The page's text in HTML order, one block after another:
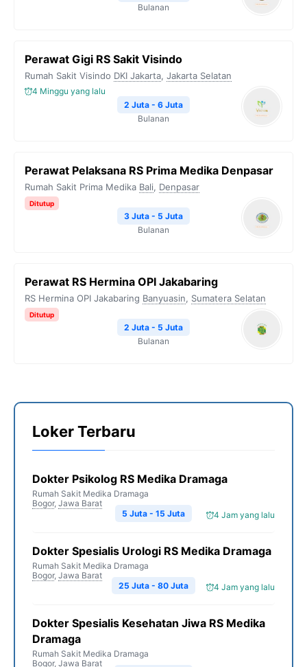
Bulanan
Perawat Gigi RS Sakit Visindo
Rumah Sakit Visindo DKI Jakarta, Jakarta Selatan
4 Minggu yang lalu
2 Juta - 6 Juta
Bulanan
Perawat Pelaksana RS Prima Medika Denpasar
Rumah Sakit Prima Medika Bali, Denpasar
Ditutup
3 Juta - 5 Juta
Bulanan
Perawat RS Hermina OPI Jakabaring
RS Hermina OPI Jakabaring Banyuasin, Sumatera Selatan
Ditutup
2 Juta - 5 Juta
Bulanan
Loker Terbaru
Dokter Psikolog RS Medika Dramaga
Rumah Sakit Medika Dramaga
Bogor, Jawa Barat
4 Jam yang lalu
5 Juta - 15 Juta
Dokter Spesialis Urologi RS Medika Dramaga
Rumah Sakit Medika Dramaga
Bogor, Jawa Barat
4 Jam yang lalu
25 Juta - 80 Juta
Dokter Spesialis Kesehatan Jiwa RS Medika
Dramaga
Rumah Sakit Medika Dramaga
Bogor, Jawa Barat